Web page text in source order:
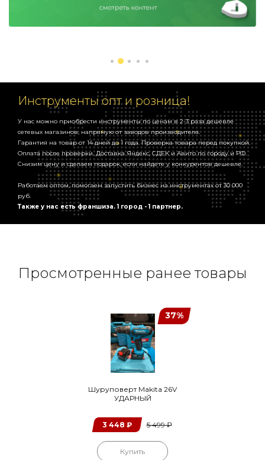
Шуруповерт, 2 батареи литиевые, зарядка, кейс, набор бит и
Инструменты опт и розница!
У нас можно приобрести инструменты по ценам в 2-3 раза дешевле
сетевых магазинов, напрямую от заводов производителя.
Гарантия на товар от 14 дней до 1 года. Проверка товара перед покупкой.
Оплата после проверки. Доставка Яндекс, СДЕК и Авито по городу и РФ.
Снизим цену и сделаем подарок, если найдете у конкурентов дешевле.
Работаем оптом, помогаем запустить бизнес на инструментах от 30 000
руб.
Также у нас есть франшиза. 1 город - 1 партнер.
Просмотренные ранее товары
37%
Шуруповерт Makita 26V
УДАРНЫЙ
3 448 ₽ 5 499₽
Купить